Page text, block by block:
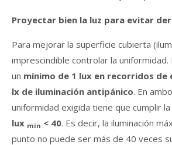
Proyectar bien la luz para evitar
Para mejorar la superficie cubierta
imprescindible controlar la
un mínimo de 1 lux en recorridos de
lx de iluminación antipánico. En
uniformidad exigida tiene que cumplir la
lux min < 40. Es decir, la iluminación
punto no puede ser más de 40 veces